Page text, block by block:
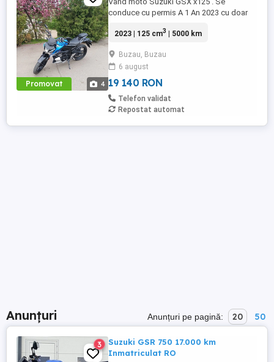
Promovat 4
conduce cu permis A 1 An 2023 cu doar
ITP valabil pana in noiembrie 2027 Revizii
2023 | 125 cm3 | 5000 km
Buzau, Buzau
6 august
19 140 RON
Telefon validat
Repostat automat
Anunțuri Anunțuri pe pagină: 20 50
3
Suzuki GSR 750 17.000 km
Inmatriculat RO